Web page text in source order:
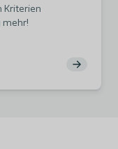
Kriterien
mehr!